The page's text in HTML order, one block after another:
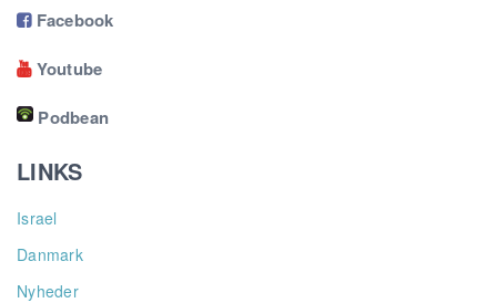
Facebook
Youtube
Podbean
LINKS
Israel
Danmark
Nyheder